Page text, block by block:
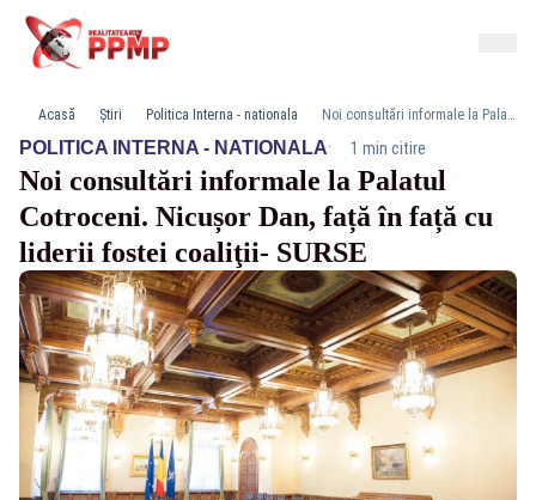
Acasă Știri Politica Interna - nationala Noi consultări informale la Palatul Cotroceni. Nicușor Dan, față în față cu liderii fostei coaliţii- SURSE
POLITICA INTERNA - NATIONALA· 1 min citire
Noi consultări informale la Palatul
Cotroceni. Nicușor Dan, față în față cu
liderii fostei coaliţii- SURSE